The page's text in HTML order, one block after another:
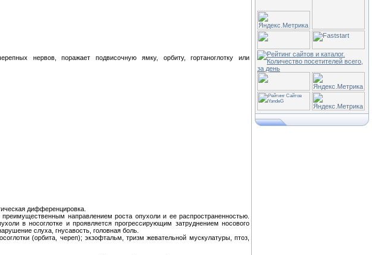
нервов, поражает подвисочную ямку, орбиту, гортаноглотку или
дифференцировка.
направлением роста опухоли и ее распространенностью.
в носоглотке и проявляется прогрессирующим затруднением носового
слуха, гнусавость, головная боль.
(орбита, череп); экзофтальм, тризм жевательной мускулатуры, птоз,